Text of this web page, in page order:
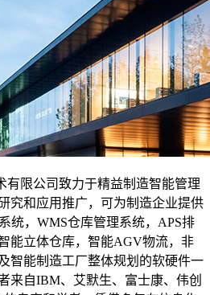
有限公司致力于精益制造智能管理
究和应用推广，可为制造企业提供
统，WMS仓库管理系统，APS排
能立体仓库，智能AGV物流，非
智能制造工厂整体规划的软硬件一
来自IBM、艾默生、富士康、伟创